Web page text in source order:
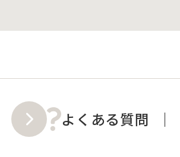
よくある質問